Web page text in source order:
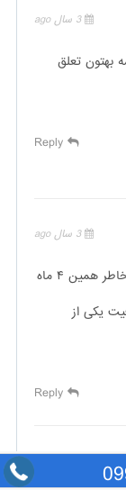
3 سال ago
بهتون تعلق
Reply
3 سال ago
سلام پدر من ۲۶ ماه جبهه بودند بخاطر همین ۴ ماه
معافیت یکی از
Reply